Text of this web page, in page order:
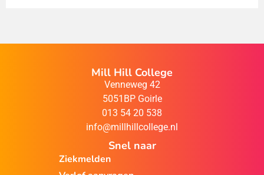
Mill Hill College
Venneweg 42
5051BP Goirle
013 54 20 538
info@millhillcollege.nl
Snel naar
Ziekmelden